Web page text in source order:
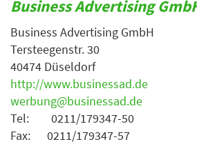
Business Advertising
Business Advertising GmbH
Tersteegenstr. 30
40474 Düseldorf
http://www.businessad.de
werbung@businessad.de
Tel: 0211/179347-50
Fax: 0211/179347-57